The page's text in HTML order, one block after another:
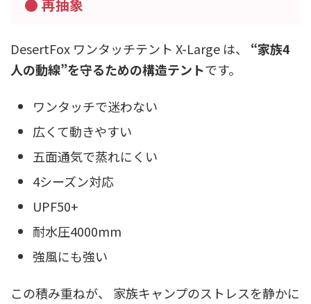
● 再抽象
DesertFox ワンタッチテント X-Large は、 “家族4
人の動線”を守るための構造テントです。
ワンタッチで迷わない
広くて動きやすい
五面通気で蒸れにくい
4シーズン対応
UPF50+
耐水圧4000mm
強風にも強い
この積み重ねが、 家族キャンプのストレスを静かに